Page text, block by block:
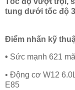
tung dưới tốc độ
Điểm nhấn kỹ
• Sức mạnh 621
• Động cơ W12
E85